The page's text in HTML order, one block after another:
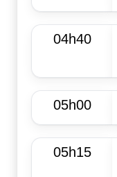
04h40
05h00
05h15